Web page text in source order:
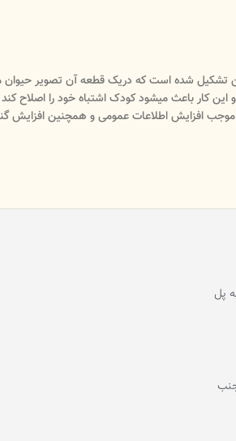
اهلی و وحشی از تعداد 12 جفت جورچین تشکیل شده است
باعث میشود کودک اشتباه خود را اصلاح کند .
افزایش اطلاعات عمومی و همچنین افزایش
پل